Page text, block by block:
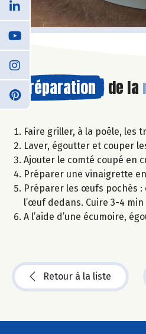
Préparation de la
Faire griller, à la poêle, les
Laver, égoutter et couper
Ajouter le comté coupé en
Préparer une vinaigrette
Préparer les œufs pochés :
l’œuf dedans. Cuire 3-4
A l’aide d’une écumoire,
Retour à la liste